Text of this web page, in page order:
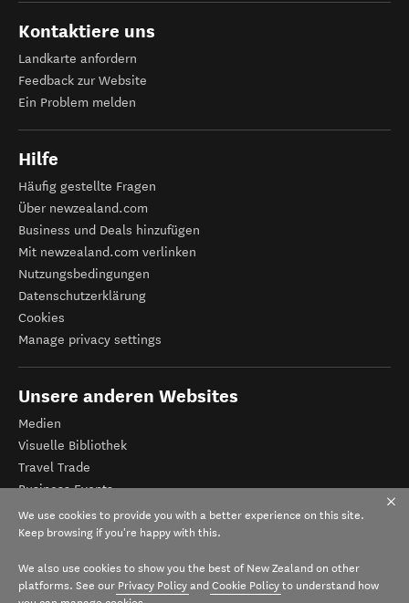
Kontaktiere uns
Landkarte anfordern
Feedback zur Website
Ein Problem melden
Hilfe
Häufig gestellte Fragen
Über newzealand.com
Business und Deals hinzufügen
Mit newzealand.com verlinken
Nutzungsbedingungen
Datenschutzerklärung
Cookies
Manage privacy settings
Unsere anderen Websites
Medien
Visuelle Bibliothek
Travel Trade
Business Events
Tourismus Neuseeland
Veranstalter-Registrierung
We use cookies to provide you with a better experience on this site.
Keep browsing if you're happy with this.
We also use cookies to show you the best of New Zealand on other
platforms. See our Privacy Policy and Cookie Policy to understand how